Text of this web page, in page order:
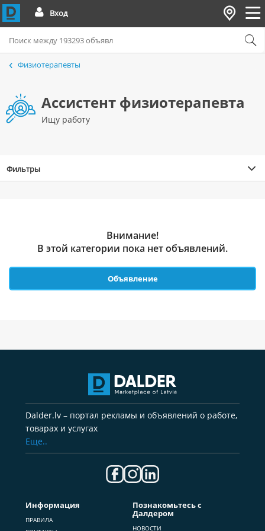
Вход
Физиотерапевты
Ассистент физиотерапевта
Ищу работу
Фильтры
Внимание!
В этой категории пока нет объявлений.
Объявление
Dalder.lv – портал рекламы и объявлений о работе,
товарах и услугах
Еще..
Информация
ПРАВИЛА
Познакомьтесь с
Далдером
НОВОСТИ